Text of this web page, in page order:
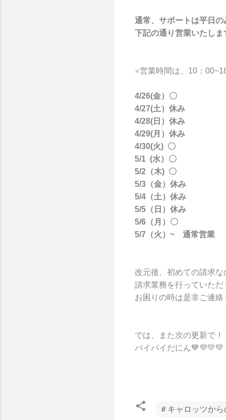
通常、サポートは平日
下記の通り営業いたしま
※営業時間は、10：
4/26(金）〇
4/27(土）休み
4/28(日）休み
4/29(月）休み
4/30(火) 〇
5/1 (水）〇
5/2（木) 〇
5/3（金）休み
5/4（土）休み
5/5（日）休み
5/6（月）〇
5/7（火）~ 通常営業
改元後、初めての請求
請求業務を行っていただ
お困りの時は是非ご連絡
では、また次の更新で！
バイバイだにん💙💜💛💚
＃キャロッツか